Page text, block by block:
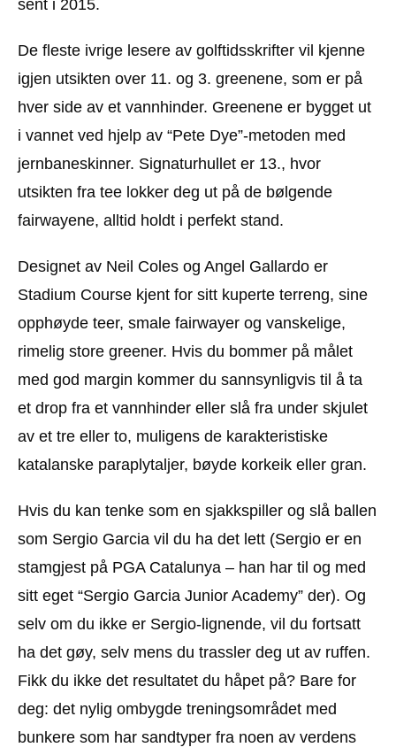
sent i 2015.
De fleste ivrige lesere av golftidsskrifter vil kjenne
igjen utsikten over 11. og 3. greenene, som er på
hver side av et vannhinder. Greenene er bygget ut
i vannet ved hjelp av “Pete Dye”-metoden med
jernbaneskinner. Signaturhullet er 13., hvor
utsikten fra tee lokker deg ut på de bølgende
fairwayene, alltid holdt i perfekt stand.
Designet av Neil Coles og Angel Gallardo er
Stadium Course kjent for sitt kuperte terreng, sine
opphøyde teer, smale fairwayer og vanskelige,
rimelig store greener. Hvis du bommer på målet
med god margin kommer du sannsynligvis til å ta
et drop fra et vannhinder eller slå fra under skjulet
av et tre eller to, muligens de karakteristiske
katalanske paraplytaljer, bøyde korkeik eller gran.
Hvis du kan tenke som en sjakkspiller og slå ballen
som Sergio Garcia vil du ha det lett (Sergio er en
stamgjest på PGA Catalunya – han har til og med
sitt eget “Sergio Garcia Junior Academy” der). Og
selv om du ikke er Sergio-lignende, vil du fortsatt
ha det gøy, selv mens du trassler deg ut av ruffen.
Fikk du ikke det resultatet du håpet på? Bare for
deg: det nylig ombygde treningsområdet med
bunkere som har sandtyper fra noen av verdens